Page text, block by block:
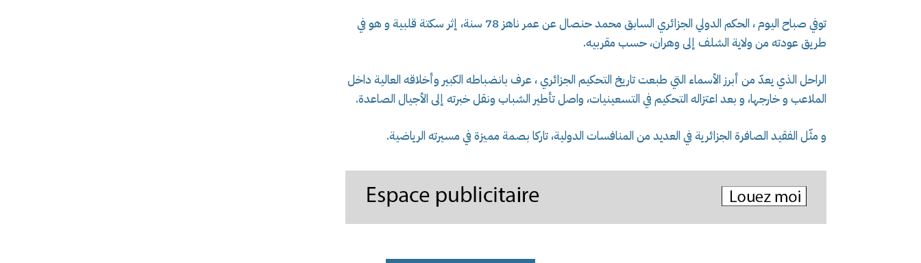
توفي صباح اليوم ، الحكم الدولي الجزائري السابق محمد حنصال عن عمر ناهز 78 سنة، إثر سكتة قلبية و هو في
طريق عودته من ولاية الشلف إلى وهران، حسب مقربيه.
الراحل الذي يعدّ من أبرز الأسماء التي طبعت تاريخ التحكيم الجزائري ، عرف بانضباطه الكبير وأخلاقه العالية داخل
الملاعب و خارجها، و بعد اعتزاله التحكيم في التسعينيات، واصل تأطير الشباب ونقل خبرته إلى الأجيال الصاعدة.
و مثّل الفقيد الصافرة الجزائرية في العديد من المنافسات الدولية، تاركا بصمة مميزة في مسيرته الرياضية.